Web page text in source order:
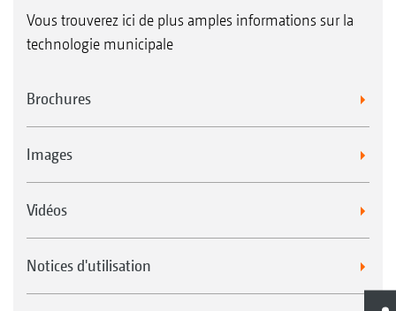
3. L’indicateur de niveau de remplissage de la
benne est plus précis et plus fiable
Vous trouverez ici de plus amples informations sur la
technologie municipale
Brochures
Images
Vidéos
Notices d'utilisation